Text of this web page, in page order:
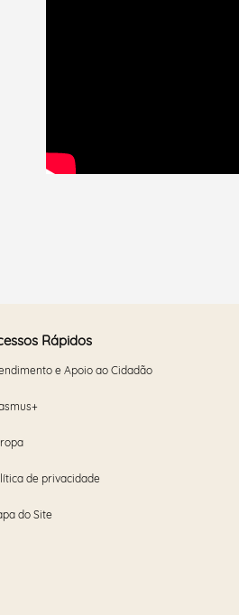
Rápidos
e Apoio ao Cidadão
de privacidade
do Site